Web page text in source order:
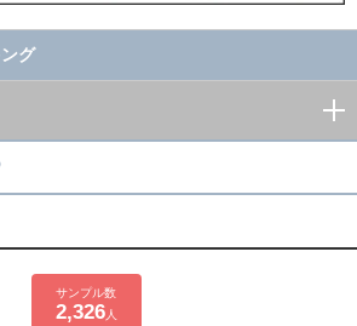
グ
サンプル数
2,326人